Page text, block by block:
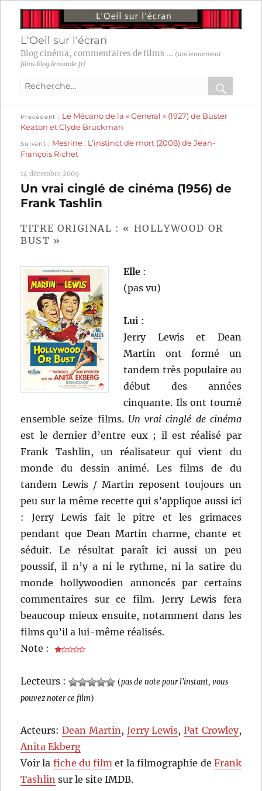
L'Oeil sur l'écran
Blog cinéma, commentaires de films ... (anciennement
films.blog.lemonde.fr)
Recherche
:
OK
Navigation
de
Précédent
précédente :
Le Mécano de la « General » (1927) de Buster
Keaton et Clyde Bruckman
Suivant
suivante :
Mesrine : L’instinct de mort (2008) de Jean-
François Richet
14 décembre 2009
Un vrai cinglé de cinéma (1956) de
Frank Tashlin
TITRE ORIGINAL : « HOLLYWOOD OR
BUST »
Elle :
(pas vu)
Lui :
Jerry Lewis et Dean
Martin ont formé un
tandem très populaire au
début des années
cinquante. Ils ont tourné
ensemble seize films. Un vrai cinglé de cinéma
est le dernier d’entre eux ; il est réalisé par
Frank Tashlin, un réalisateur qui vient du
monde du dessin animé. Les films de du
tandem Lewis / Martin reposent toujours un
peu sur la même recette qui s’applique aussi ici
: Jerry Lewis fait le pitre et les grimaces
pendant que Dean Martin charme, chante et
séduit. Le résultat paraît ici aussi un peu
poussif, il n’y a ni le rythme, ni la satire du
monde hollywoodien annoncés par certains
commentaires sur ce film. Jerry Lewis fera
beaucoup mieux ensuite, notamment dans les
films qu’il a lui-même réalisés.
Note :
Lecteurs : (pas de note pour l'instant, vous
pouvez noter ce film)
Acteurs:Dean Martin, Jerry Lewis, Pat Crowley,
Anita Ekberg
Voir la fiche du filmet la filmographie de Frank
Tashlin sur le site IMDB.